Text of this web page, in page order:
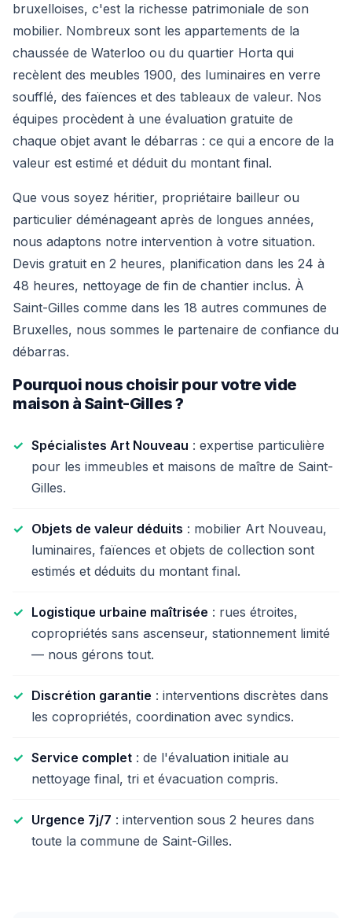
bruxelloises, c'est la richesse patrimoniale de son
mobilier. Nombreux sont les appartements de la
chaussée de Waterloo ou du quartier Horta qui
recèlent des meubles 1900, des luminaires en verre
soufflé, des faïences et des tableaux de valeur. Nos
équipes procèdent à une évaluation gratuite de
chaque objet avant le débarras : ce qui a encore de la
valeur est estimé et déduit du montant final.
Que vous soyez héritier, propriétaire bailleur ou
particulier déménageant après de longues années,
nous adaptons notre intervention à votre situation.
Devis gratuit en 2 heures, planification dans les 24 à
48 heures, nettoyage de fin de chantier inclus. À
Saint-Gilles comme dans les 18 autres communes de
Bruxelles, nous sommes le partenaire de confiance du
débarras.
Pourquoi nous choisir pour votre vide
maison à Saint-Gilles ?
Spécialistes Art Nouveau : expertise particulière
pour les immeubles et maisons de maître de Saint-
Gilles.
Objets de valeur déduits : mobilier Art Nouveau,
luminaires, faïences et objets de collection sont
estimés et déduits du montant final.
Logistique urbaine maîtrisée : rues étroites,
copropriétés sans ascenseur, stationnement limité
— nous gérons tout.
Discrétion garantie : interventions discrètes dans
les copropriétés, coordination avec syndics.
Service complet : de l'évaluation initiale au
nettoyage final, tri et évacuation compris.
Urgence 7j/7 : intervention sous 2 heures dans
toute la commune de Saint-Gilles.